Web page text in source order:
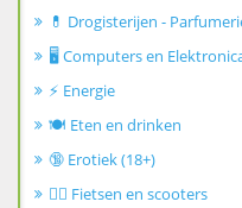
💊 Drogisterijen -
🖥️ Computers en
⚡ Energie
🍽️ Eten en drinken
🔞 Erotiek (18+)
🚴‍♂️ Fietsen en scooters